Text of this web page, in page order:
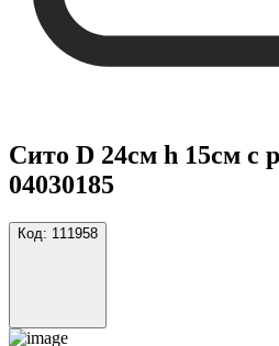
Сито D 24см h 15см с
04030185
Код: 111958